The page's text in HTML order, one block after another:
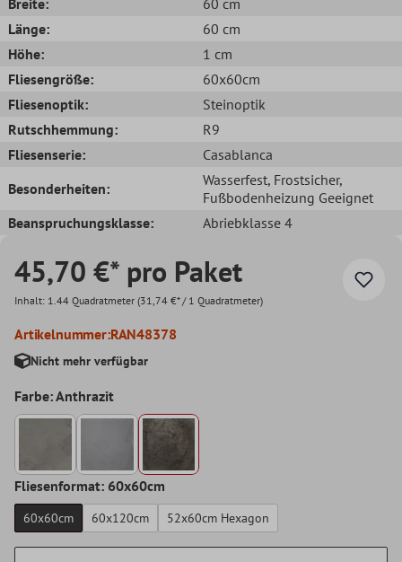
Länge:
60 cm
Höhe:
1 cm
Fliesengröße:
60x60cm
Fliesenoptik:
Steinoptik
Rutschhemmung:
R9
Fliesenserie:
Casablanca
Besonderheiten:
Wasserfest, Frostsicher,
Fußbodenheizung Geeignet
Beanspruchungsklasse:
Abriebklasse 4
45,70 €* pro Paket
Inhalt: 1.44 Quadratmeter (31,74 €* / 1 Quadratmeter)
Artikelnummer:RAN48378
Nicht mehr verfügbar
Farbe: Anthrazit
Fliesenformat: 60x60cm
60x60cm 60x120cm 52x60cm Hexagon